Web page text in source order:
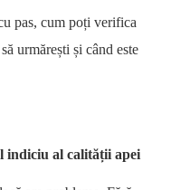
pas, cum poți verifica
urmărești și când este
indiciu al calității apei